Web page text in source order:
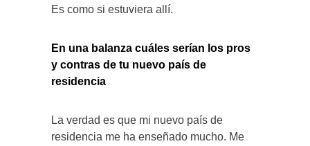
Es como si estuviera allí.
En una balanza cuáles serían los pros
y contras de tu nuevo país de
residencia
La verdad es que mi nuevo país de
residencia me ha enseñado mucho. Me